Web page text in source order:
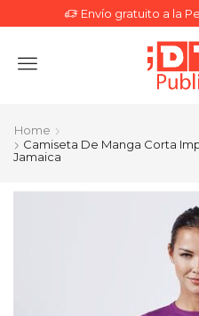
Envío gratuito a la
Menu
Home
Camiseta De Manga Corta
Jamaica